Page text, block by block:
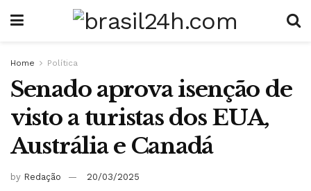
Home Política
Senado aprova isenção de
visto a turistas dos EUA,
Austrália e Canadá
by Redação 20/03/2025